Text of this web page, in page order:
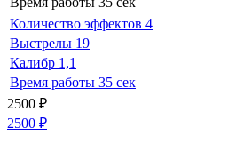
Количество эффектов 4
Выстрелы 19
Калибр 1,1
Время работы 35 сек
2500 ₽
2500 ₽